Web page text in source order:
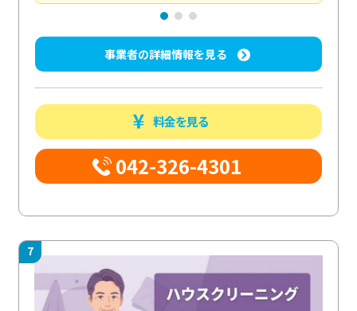
事業者の詳細情報を見る
料金を見る
042-326-4301
7